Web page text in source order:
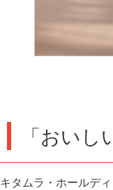
「おい
キタムラ・ホールデ